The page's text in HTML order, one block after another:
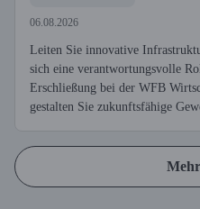
06.08.2026
Leiten Sie innovative
sich eine verantwortungsvolle
Erschließung bei der WFB
gestalten Sie zukunftsfähige